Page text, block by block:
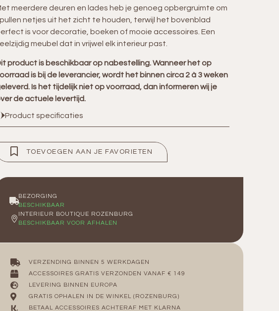
meerdere deuren en lades heb je genoeg opbergruimte om
netjes uit het zicht te houden, terwijl het bovenblad
is voor decoratie, boeken of mooie accessoires. Een
meubel dat in vrijwel elk interieur past.
product is beschikbaar op nabestelling. Wanneer het op
is bij de leverancier, wordt het binnen circa 2 à 3 weken
Is het tijdelijk niet op voorraad, dan informeren wij je
de actuele levertijd.
Product specificaties
TOEVOEGEN AAN JE FAVORIETEN
BEZORGING
BESCHIKBAAR
INTERIEUR BOUTIQUE ROZENBURG
BESCHIKBAAR VOOR AFHALEN
VERZENDING BINNEN 5 WERKDAGEN
ACCESSOIRES GRATIS VERZONDEN VANAF € 149
LEVERING BINNEN EUROPA
GRATIS OPHALEN IN DE WINKEL (ROZENBURG)
BETAAL ACCESSOIRES ACHTERAF MET KLARNA